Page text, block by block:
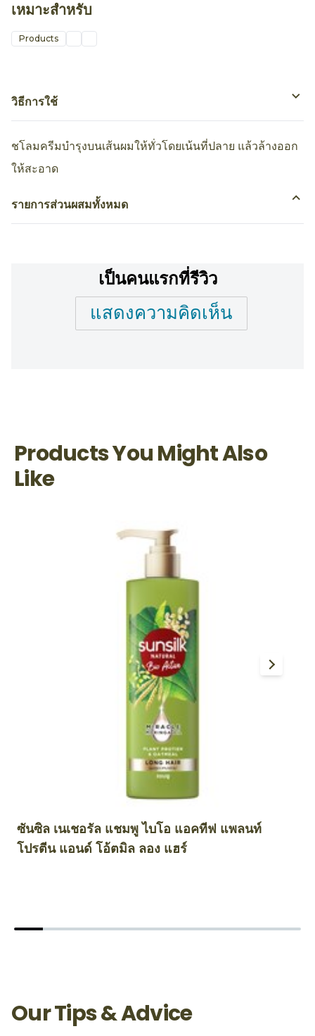
เหมาะสำหรับ
Products
วิธีการใช้
ชโลมครีมบำรุงบนเส้นผมให้ทั่วโดยเน้นที่ปลาย แล้วล้างออก
ให้สะอาด
รายการส่วนผสมทั้งหมด
เป็นคนแรกที่รีวิว
แสดงความคิดเห็น
Products You Might Also
Like
ซันซิล เนเชอรัล แชมพู ไบโอ แอคทีฟ แพลนท์
โปรตีน แอนด์ โอ้ตมิล ลอง แฮร์
Our Tips & Advice